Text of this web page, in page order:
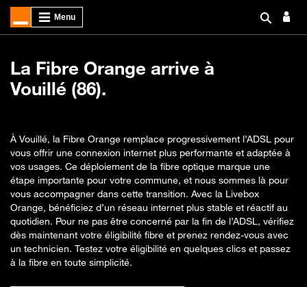
La Fibre Orange arrive à
Vouillé (86).
À Vouillé, la Fibre Orange remplace progressivement l’ADSL pour
vous offrir une connexion internet plus performante et adaptée à
vos usages. Ce déploiement de la fibre optique marque une
étape importante pour votre commune, et nous sommes là pour
vous accompagner dans cette transition. Avec la Livebox
Orange, bénéficiez d’un réseau internet plus stable et réactif au
quotidien. Pour ne pas être concerné par la fin de l’ADSL, vérifiez
dès maintenant votre éligibilité fibre et prenez rendez-vous avec
un technicien. Testez votre éligibilité en quelques clics et passez
à la fibre en toute simplicité.